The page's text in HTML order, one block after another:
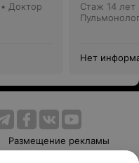
• Доктор
Стаж 14 лет
Нет
Размещение рекламы